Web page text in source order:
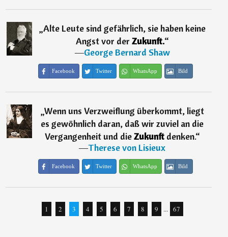
„Alte Leute sind gefährlich, sie haben keine
Angst vor der Zukunft.“
―George Bernard Shaw
Facebook Twitter WhatsApp Bild
„Wenn uns Verzweiflung überkommt, liegt
es gewöhnlich daran, daß wir zuviel an die
Vergangenheit und dieZukunft denken.“
―Therese von Lisieux
Facebook Twitter WhatsApp Bild
1 2 3 4 5 6 7 8 9 ... 67